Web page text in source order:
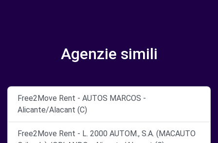
Agenzie simili
Free2Move Rent - AUTOS MARCOS -
Alicante/Alacant (C)
Free2Move Rent - L. 2000 AUTOM., S.A. (MACAUTO